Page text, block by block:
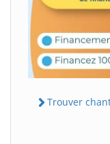
Trouver